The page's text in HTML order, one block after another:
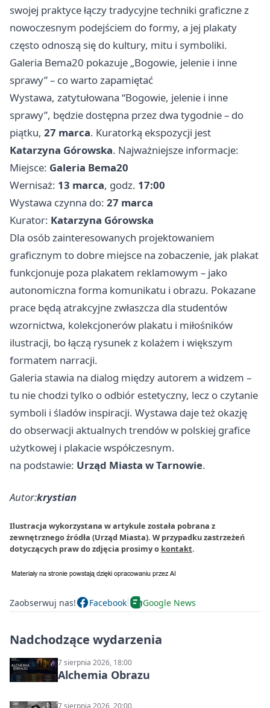
swojej praktyce łączy tradycyjne techniki graficzne z
nowoczesnym podejściem do formy, a jej plakaty
często odnoszą się do kultury, mitu i symboliki.
Galeria Bema20 pokazuje „Bogowie, jelenie i inne
sprawy” – co warto zapamiętać
Wystawa, zatytułowana “Bogowie, jelenie i inne
sprawy”, będzie dostępna przez dwa tygodnie – do
piątku, 27 marca. Kuratorką ekspozycji jest
Katarzyna Górowska. Najważniejsze informacje:
Miejsce: Galeria Bema20
Wernisaż: 13 marca, godz. 17:00
Wystawa czynna do: 27 marca
Kurator: Katarzyna Górowska
Dla osób zainteresowanych projektowaniem
graficznym to dobre miejsce na zobaczenie, jak plakat
funkcjonuje poza plakatem reklamowym – jako
autonomiczna forma komunikatu i obrazu. Pokazane
prace będą atrakcyjne zwłaszcza dla studentów
wzornictwa, kolekcjonerów plakatu i miłośników
ilustracji, bo łączą rysunek z kolażem i większym
formatem narracji.
Galeria stawia na dialog między autorem a widzem –
tu nie chodzi tylko o odbiór estetyczny, lecz o czytanie
symboli i śladów inspiracji. Wystawa daje też okazję
do obserwacji aktualnych trendów w polskiej grafice
użytkowej i plakacie współczesnym.
na podstawie: Urząd Miasta w Tarnowie.
Autor:krystian
Ilustracja wykorzystana w artykule została pobrana z
zewnętrznego źródła (Urząd Miasta). W przypadku zastrzeżeń
dotyczących praw do zdjęcia prosimy o kontakt.
Zaobserwuj nas! Facebook Google News
Nadchodzące wydarzenia
7 sierpnia 2026, 18:00
Alchemia Obrazu
7 sierpnia 2026, 20:00